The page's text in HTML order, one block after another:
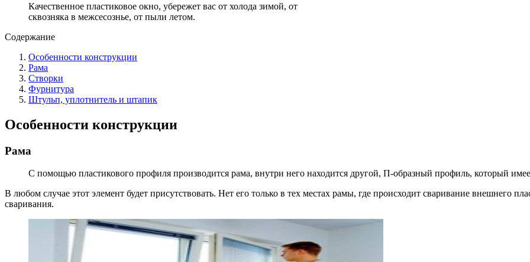
Качественное пластиковое окно, убережет вас от холода зимой, от
сквозняка в межсесознье, от пыли летом.
Содержание
Особенности конструкции
Рама
Створки
Фурнитура
Штульп, уплотнитель и штапик
Особенности конструкции
Рама
С помощью пластикового профиля производится рама, внутри него находится другой, П-образный профиль, который
В любом случае этот элемент будет присутствовать. Нет его только в тех местах рамы, где происходит сваривание внешнего
сваривания.